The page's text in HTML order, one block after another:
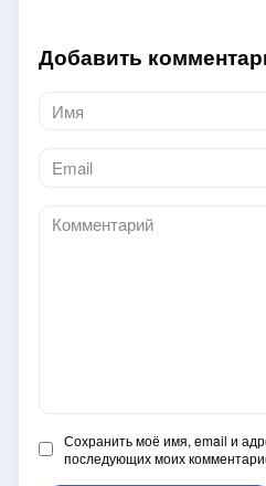
Добавить
Имя
*
Email
*
Комментарий
Сохранить моё имя, email и
последующих моих